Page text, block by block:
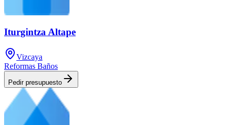
Iturgintza Altape
Vizcaya
Reformas Baños
Pedir presupuesto